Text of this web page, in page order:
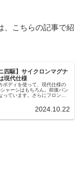
、こちらの記事で紹
四駆】サイクロンマグナ
現代仕様
ボディを使って、現代仕様の
ャーシはもちろん。前後バン
ています。さらにフロント
2024.10.22